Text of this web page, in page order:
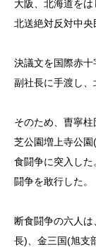
大阪、北海道を
北送絶対反対中央
決議文を国際赤
副社長に手渡し、
そのため、曺寧
芝公園増上寺公
食闘争に突入し
闘争を敢行した。
断食闘争の六人
長)、金三国(旭支